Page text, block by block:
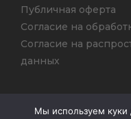
Публичная оферта
Согласие на
Согласие на
данных
Мы используем куки